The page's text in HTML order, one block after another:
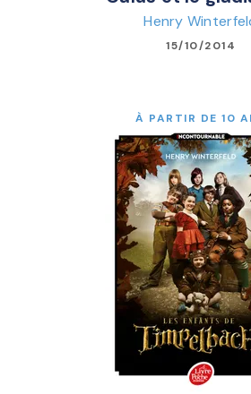
Henry
15/10/2014
À PARTIR DE 10